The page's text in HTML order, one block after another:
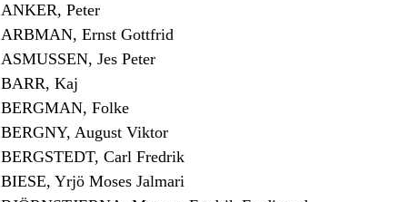
ANKER, Peter
ARBMAN, Ernst Gottfrid
ASMUSSEN, Jes Peter
BARR, Kaj
BERGMAN, Folke
BERGNY, August Viktor
BERGSTEDT, Carl Fredrik
BIESE, Yrjö Moses Jalmari